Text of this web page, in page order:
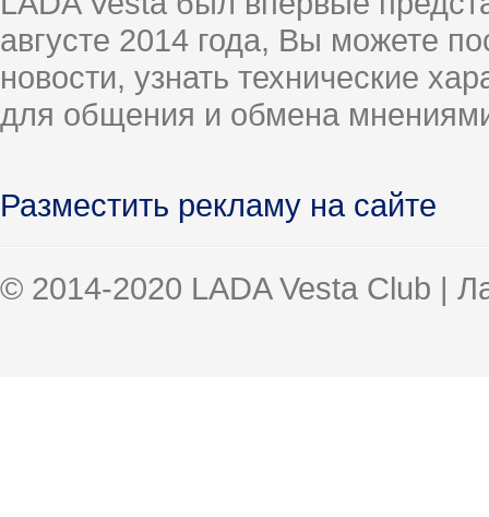
августе 2014 года, Вы можете
новости, узнать технические
для общения и обмена
Разместить рекламу на сайте
© 2014-2020 LADA Vesta Club |